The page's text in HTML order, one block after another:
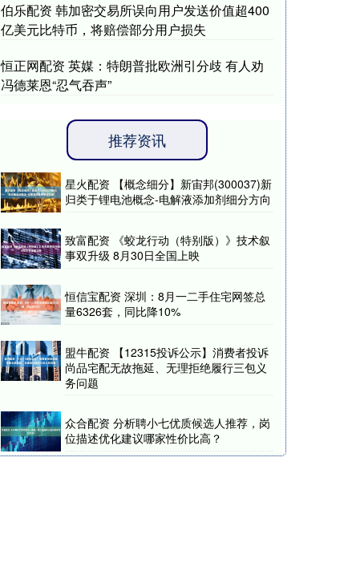
伯乐配资 韩加密交易所误向用户发送价值超400
亿美元比特币，将赔偿部分用户损失
恒正网配资 英媒：特朗普批欧洲引分歧 有人劝
冯德莱恩“忍气吞声”
推荐资讯
星火配资 【概念细分】新宙邦(300037)新
归类于锂电池概念-电解液添加剂细分方向
致富配资 《蛟龙行动（特别版）》技术叙
事双升级 8月30日全国上映
恒信宝配资 深圳：8月一二手住宅网签总
量6326套，同比降10%
盟牛配资 【12315投诉公示】消费者投诉
尚品宅配无故拖延、无理拒绝履行三包义
务问题
众合配资 分析聘小七优质候选人推荐，岗
位描述优化建议哪家性价比高？